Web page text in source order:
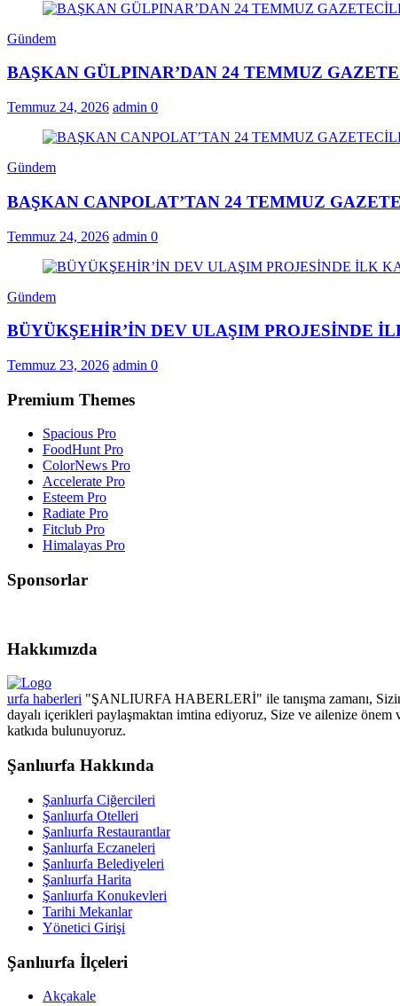
Gündem
BAŞKAN GÜLPINAR’DAN 24 TEMMUZ
Temmuz 24, 2026 admin 0
Gündem
BAŞKAN CANPOLAT’TAN 24 TEMMUZ
Temmuz 24, 2026 admin 0
Gündem
BÜYÜKŞEHİR’İN DEV ULAŞIM PROJESİNDE
Temmuz 23, 2026 admin 0
Premium Themes
Spacious Pro
FoodHunt Pro
ColorNews Pro
Accelerate Pro
Esteem Pro
Radiate Pro
Fitclub Pro
Himalayas Pro
Sponsorlar
Hakkımızda
urfa haberleri "ŞANLIURFA HABERLERİ" ile tanışma zamanı, Sizin
dayalı içerikleri paylaşmaktan imtina ediyoruz, Size ve ailenize
katkıda bulunuyoruz.
Şanlıurfa Hakkında
Şanlıurfa Ciğercileri
Şanlıurfa Otelleri
Şanlıurfa Restaurantlar
Şanlıurfa Eczaneleri
Şanlıurfa Belediyeleri
Şanlıurfa Harita
Şanlıurfa Konukevleri
Tarihi Mekanlar
Yönetici Girişi
Şanlıurfa İlçeleri
Akçakale